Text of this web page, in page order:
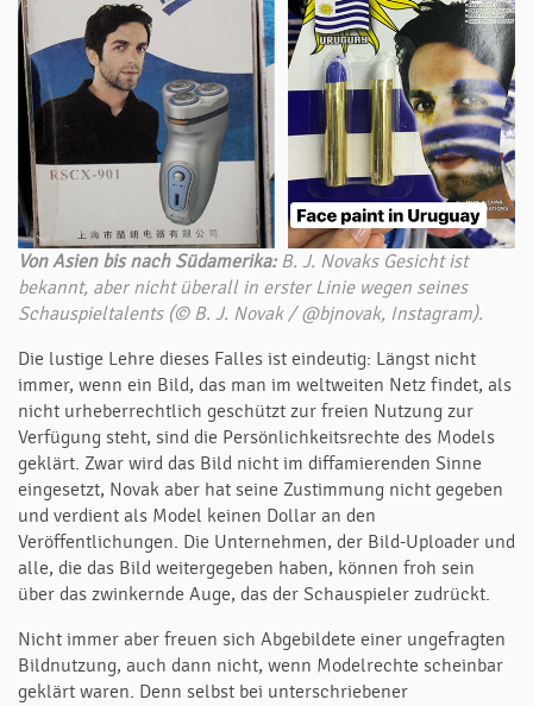
Von Asien bis nach Südamerika:B. J. Novaks Gesicht ist
bekannt, aber nicht überall in erster Linie wegen seines
Schauspieltalents (© B. J. Novak / @bjnovak, Instagram).
Die lustige Lehre dieses Falles ist eindeutig: Längst nicht
immer, wenn ein Bild, das man im weltweiten Netz findet, als
nicht urheberrechtlich geschützt zur freien Nutzung zur
Verfügung steht, sind die Persönlichkeitsrechte des Models
geklärt. Zwar wird das Bild nicht im diffamierenden Sinne
eingesetzt, Novak aber hat seine Zustimmung nicht gegeben
und verdient als Model keinen Dollar an den
Veröffentlichungen. Die Unternehmen, der Bild-Uploader und
alle, die das Bild weitergegeben haben, können froh sein
über das zwinkernde Auge, das der Schauspieler zudrückt.
Nicht immer aber freuen sich Abgebildete einer ungefragten
Bildnutzung, auch dann nicht, wenn Modelrechte scheinbar
geklärt waren. Denn selbst bei unterschriebener